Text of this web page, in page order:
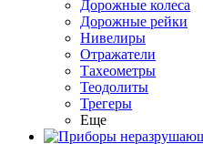
Дорожные колеса
Дорожные рейки
Нивелиры
Отражатели
Тахеометры
Теодолиты
Трегеры
Еще